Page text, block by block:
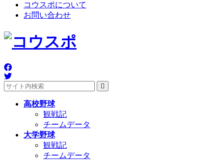
コウスポについて
お問い合わせ
高校野球
観戦記
チームデータ
大学野球
観戦記
チームデータ